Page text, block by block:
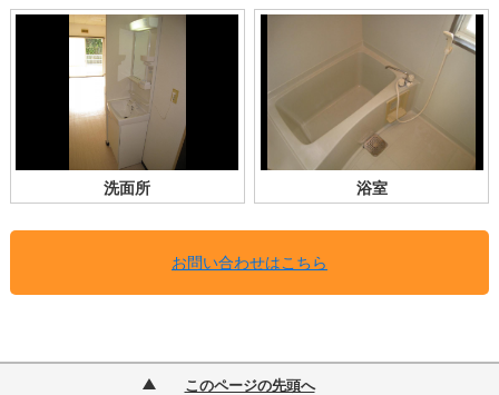
洗面所 浴室
お問い合わせはこちら
このページの先頭へ